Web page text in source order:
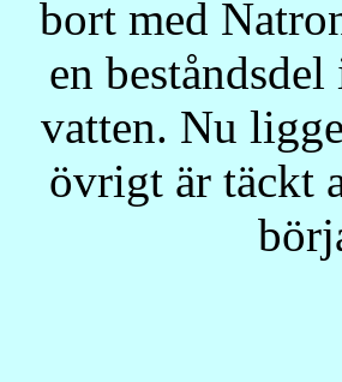
bort med
en
vatten. Nu
övrigt är täckt